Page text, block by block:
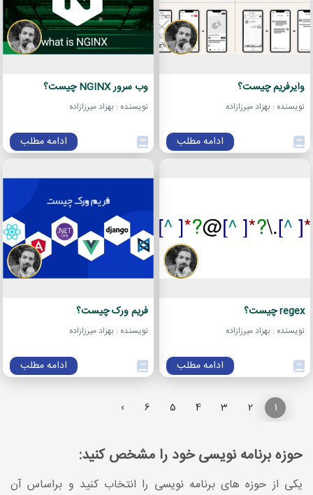
وایرفریم چیست؟
نویسنده : بهزاد میرزازاده
ادامه مطلب
وب سرور NGINX چیست؟
نویسنده : بهزاد میرزازاده
ادامه مطلب
regex چیست؟
نویسنده : بهزاد میرزازاده
ادامه مطلب
فریم ورک چیست؟
نویسنده : بهزاد میرزازاده
ادامه مطلب
1
2
3
4
5
6
›
حوزه برنامه نویسی خود را مشخص کنید:
یکی از حوزه های برنامه نویسی را انتخاب کنید و براساس آن